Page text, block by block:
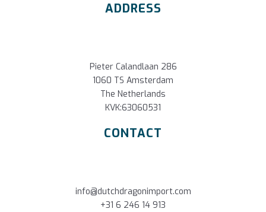
ADDRESS
Pieter Calandlaan 286
1060 TS Amsterdam
The Netherlands
KVK:63060531
CONTACT
info@dutchdragonimport.com
+31 6 246 14 913